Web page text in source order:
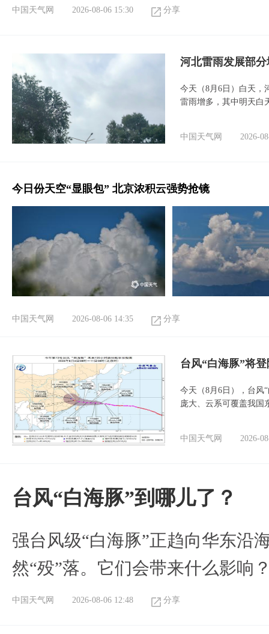
中国天气网 2026-08-06 15:30 分享
河北雷雨发展部
今天（8月6日）白天，
雷雨增多，其中明天白
中国天气网 2026-
今日份天空“显眼包” 北京浓积云强势抢镜
中国天气网 2026-08-06 14:35 分享
台风“白海豚”将
今天（8月6日），台风
庞大、云系可覆盖我国
中国天气网 2026-
台风“白海豚”到哪儿了？
强台风级“白海豚”正趋向华东沿
然“殁”落。它们会带来什么影响
中国天气网 2026-08-06 12:48 分享